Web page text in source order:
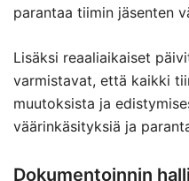
parantaa tiimin jäsenten
Lisäksi reaaliaikaiset
varmistavat, että kaikki
muutoksista ja
väärinkäsityksiä ja
Dokumentoinnin